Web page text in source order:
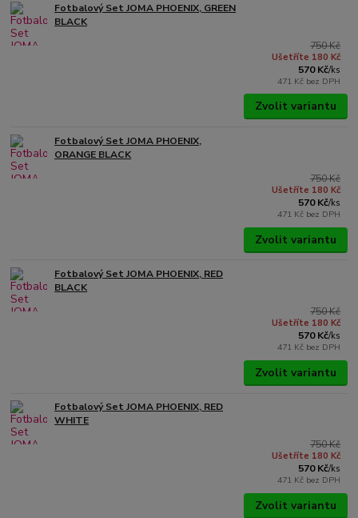
Fotbalový Set JOMA PHOENIX, GREEN
BLACK
750 Kč
Ušetříte 180 Kč
570 Kč/ks
471 Kč bez DPH
Zvolit variantu
Fotbalový Set JOMA PHOENIX,
ORANGE BLACK
750 Kč
Ušetříte 180 Kč
570 Kč/ks
471 Kč bez DPH
Zvolit variantu
Fotbalový Set JOMA PHOENIX, RED
BLACK
750 Kč
Ušetříte 180 Kč
570 Kč/ks
471 Kč bez DPH
Zvolit variantu
Fotbalový Set JOMA PHOENIX, RED
WHITE
750 Kč
Ušetříte 180 Kč
570 Kč/ks
471 Kč bez DPH
Zvolit variantu